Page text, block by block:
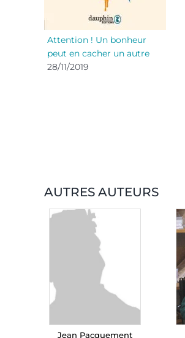
Attention ! Un bonheur
peut en cacher un autre
28/11/2019
AUTRES AUTEURS
Jean Pacquement